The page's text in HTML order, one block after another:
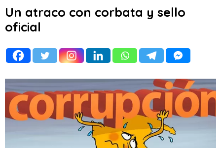
Un atraco con corbata y sello
oficial